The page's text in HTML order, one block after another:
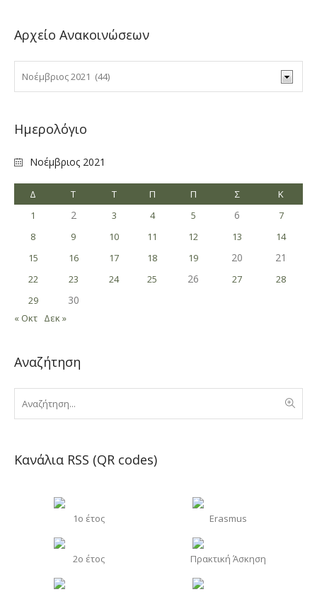
Αρχείο Ανακοινώσεων
Ημερολόγιο
Νοέμβριος 2021
Δ Τ Τ Π Π Σ
Κ
1
2 3 4 5 6
7
8
9 10 11 12 13
14
15
16 17 18 19 20 21
22 23 24 25 26 27
28
29
30
« Οκτ Δεκ »
Αναζήτηση
Κανάλια RSS (QR codes)
1o έτος Erasmus
2o έτος Πρακτική Άσκηση